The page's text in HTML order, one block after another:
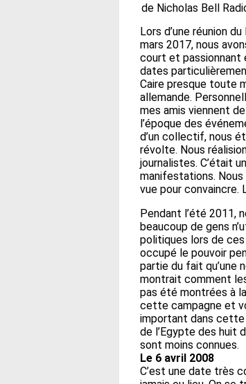
de Nicholas Bell
Lors d’une réunion
mars 2017, nous
court et passionnant
dates
Caire presque toute
allemande.
mes amis viennent
l’époque des
d’un collectif, nous
révolte. Nous
journalistes. C’était
manifestations. Nous
vue pour
Pendant l’été 2011,
beaucoup de gens
politiques lors de
occupé le pouvoir
partie du fait qu’une
montrait comment
pas été montrées à
cette campagne et
important dans cette
de l’Egypte des huit
sont moins connues.
Le 6 avril 2008
C’est une date très